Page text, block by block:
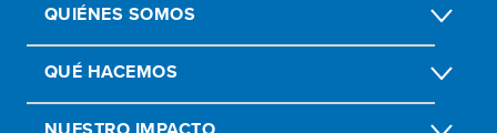
QUIÉNES SOMOS
QUÉ HACEMOS